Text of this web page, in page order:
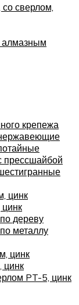
сверлом,
алмазным
крепежа
прессшайбой
цинк
дереву
металлу
цинк
цинк
PT-5, цинк